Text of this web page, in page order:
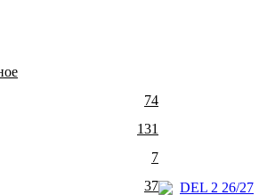
74
131
7
37
DEL 2 26/27